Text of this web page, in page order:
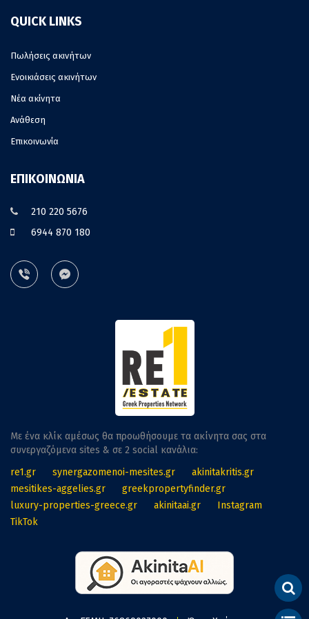
QUICK LINKS
Πωλήσεις ακινήτων
Ενοικιάσεις ακινήτων
Νέα ακίνητα
Ανάθεση
Επικοινωνία
ΕΠΙΚΟΙΝΩΝΙΑ
210 220 5676
6944 870 180
Με ένα κλίκ αμέσως θα προωθήσουμε τα ακίνητα σας στα
συνεργαζόμενα sites & σε 2 social κανάλια:
re1.gr
synergazomenoi-mesites.gr
akinitakritis.gr
mesitikes-aggelies.gr
greekpropertyfinder.gr
luxury-properties-greece.gr
akinitaai.gr
Instagram
TikTok